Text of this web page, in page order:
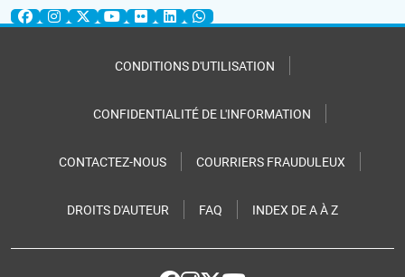
CONDITIONS D'UTILISATION
CONFIDENTIALITÉ DE L'INFORMATION
CONTACTEZ-NOUS COURRIERS FRAUDULEUX
DROITS D'AUTEUR FAQ INDEX DE A À Z